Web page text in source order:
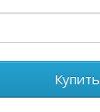
Купить